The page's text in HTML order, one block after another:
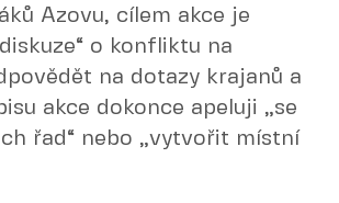
Azovu, cílem akce je
o konfliktu na
na dotazy krajanů a
akce dokonce apeluji „se
řad“ nebo „vytvořit místní